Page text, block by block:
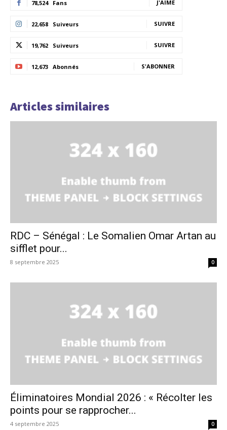
78,524 Fans J'AIME
22,658 Suiveurs SUIVRE
19,762 Suiveurs SUIVRE
12,673 Abonnés S'ABONNER
Articles similaires
RDC – Sénégal : Le Somalien Omar Artan au
sifflet pour...
8 septembre 2025 0
Éliminatoires Mondial 2026 : « Récolter les
points pour se rapprocher...
4 septembre 2025 0